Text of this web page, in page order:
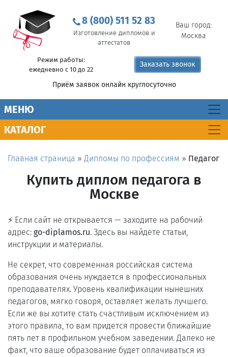
8 (800) 511 52 83
Изготовление дипломов и
аттестатов
Ваш город:
Москва
Режим работы:
ежедневно с 10 до 22
Заказать звонок
Приём заявок онлайн круглосуточно
MEНЮ
КАТАЛОГ
Главная страница » Дипломы по профессиям » Педагог
Купить диплом педагога в
Москве
⚡ Если сайт не открывается — заходите на рабочий
адрес: go-diplamos.ru. Здесь вы найдёте статьи,
инструкции и материалы.
Не секрет, что современная российская система
образования очень нуждается в профессиональных
преподавателях. Уровень квалификации нынешних
педагогов, мягко говоря, оставляет желать лучшего.
Если же вы хотите стать счастливым исключением из
этого правила, то вам придется провести ближайшие
пять лет в профильном учебном заведении. Далеко не
факт, что ваше образование будет оплачиваться из